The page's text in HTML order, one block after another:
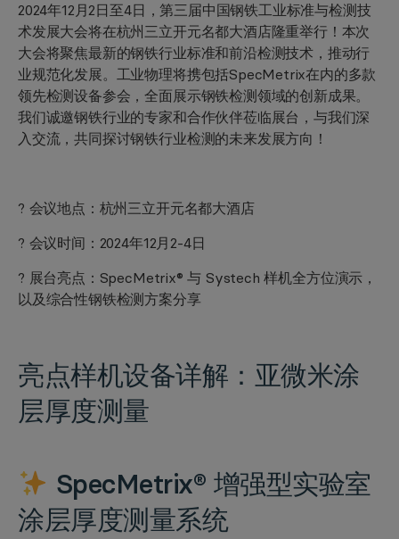
2024年12月2日至4日，第三届中国钢铁工业标准与检测技
术发展大会将在杭州三立开元名都大酒店隆重举行！本次
大会将聚焦最新的钢铁行业标准和前沿检测技术，推动行
业规范化发展。工业物理将携包括SpecMetrix在内的多款
领先检测设备参会，全面展示钢铁检测领域的创新成果。
我们诚邀钢铁行业的专家和合作伙伴莅临展台，与我们深
入交流，共同探讨钢铁行业检测的未来发展方向！
? 会议地点：杭州三立开元名都大酒店
? 会议时间：2024年12月2-4日
? 展台亮点：SpecMetrix® 与 Systech 样机全方位演示，
以及综合性钢铁检测方案分享
亮点样机设备详解： 亚微米涂
层厚度测量
SpecMetrix® 增强型实验室
涂层厚度测量系统